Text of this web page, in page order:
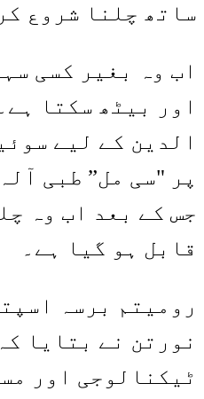
ساتھ چلنا شروع
اب وہ بغیر کسی
اور بیٹھ سکتا
الدین کے لیے
پر "سی مل” طبی
جس کے بعد اب وہ
قابل ہو گیا ہے۔
رومیتم برسہ
نورتن نے بتایا
ٹیکنالوجی اور